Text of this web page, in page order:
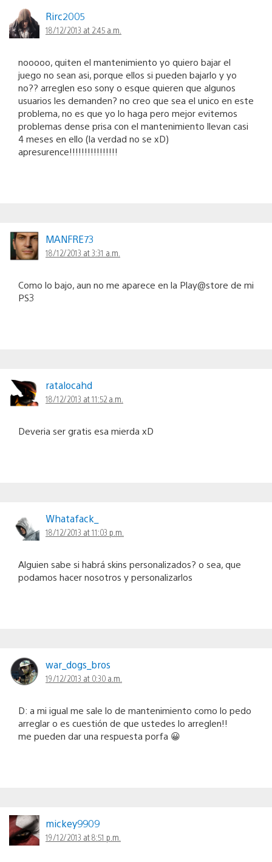
Rirc2005
18/12/2013 at 2:45 a.m.
nooooo, quiten el mantenimiento yo quiero bajar el
juego no sean asi, porque ellos si pueden bajarlo y yo
no?? arreglen eso sony o esque quieren que algunos
usuarios les demanden? no creo que sea el unico en este
problema, no es que yo lo haga pero mejor evitemos
problemas dense prisa con el mantenimiento llevan casi
4 meses en ello (la verdad no se xD)
apresurence!!!!!!!!!!!!!!!!
MANFRE73
18/12/2013 at 3:31 a.m.
Como lo bajo, aun no me aparece en la Play@store de mi
PS3
ratalocahd
18/12/2013 at 11:52 a.m.
Deveria ser gratis esa mierda xD
Whatafack_
18/12/2013 at 11:03 p.m.
Alguien sabe si habrá skins personalizados? o sea, que
podamos hacer nosotros y personalizarlos
war_dogs_bros
19/12/2013 at 0:30 a.m.
D: a mi igual me sale lo de mantenimiento como lo pedo
arreglar o es cuestión de que ustedes lo arreglen!!
me pueden dar una respuesta porfa 😀
mickey9909
19/12/2013 at 8:51 p.m.